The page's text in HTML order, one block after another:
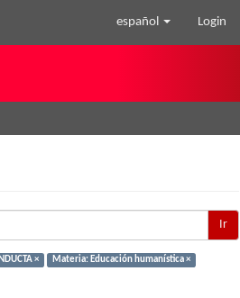
español Login
Ir
×
Materia: Educación humanística ×